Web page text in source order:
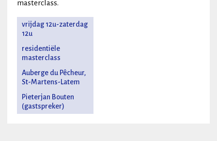
masterclass.
vrijdag 12u-zaterdag
12u
residentiële
masterclass
Auberge du Pêcheur,
St-Martens-Latem
Pieterjan Bouten
(gastspreker)